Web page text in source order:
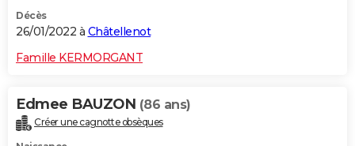
Décès
26/01/2022 à Châtellenot
Famille KERMORGANT
Edmee BAUZON (86 ans)
Créer une cagnotte obsèques